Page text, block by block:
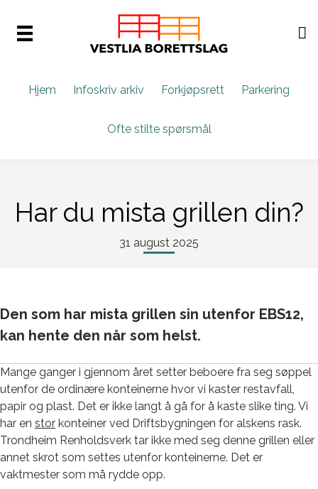
Hjem Infoskriv arkiv Forkjøpsrett Parkering
Ofte stilte spørsmål
Har du mista grillen din?
31 august 2025
Den som har mista grillen sin utenfor EBS12,
kan hente den når som helst.
Mange ganger i gjennom året setter beboere fra seg søppel
utenfor de ordinære konteinerne hvor vi kaster restavfall,
papir og plast. Det er ikke langt å gå for å kaste slike ting. Vi
har en stor konteiner ved Driftsbygningen for alskens rask.
Trondheim Renholdsverk tar ikke med seg denne grillen eller
annet skrot som settes utenfor konteinerne. Det er
vaktmester som må rydde opp.